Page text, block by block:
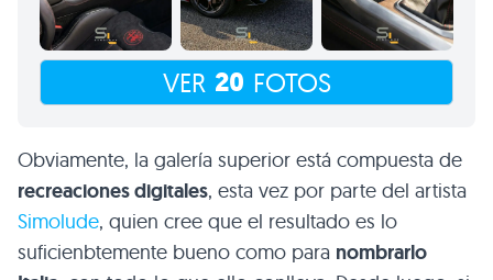
VER 20 FOTOS
Obviamente, la galería superior está compuesta de
recreaciones digitales, esta vez por parte del artista
Simolude, quien cree que el resultado es lo
suficienbtemente bueno como para nombrarlo